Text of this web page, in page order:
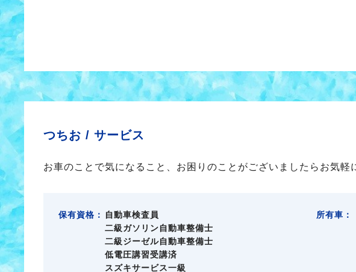
つちお / サービス
お車のことで気になること、お困りのことがございましたらお気軽
保有資格：
自動車検査員
二級ガソリン自動車整備士
二級ジーゼル自動車整備士
低電圧講習受講済
スズキサービス一級
所有車：